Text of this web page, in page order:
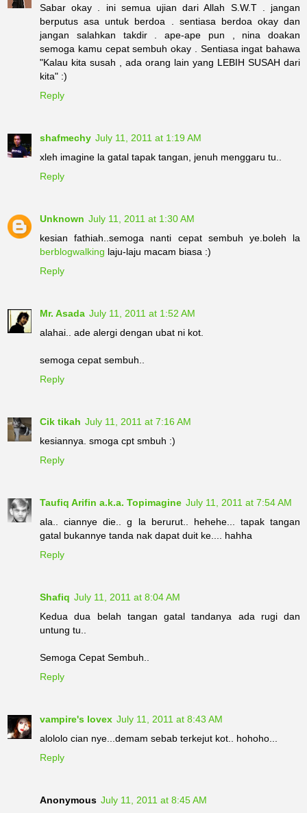
Sabar okay . ini semua ujian dari Allah S.W.T . jangan
berputus asa untuk berdoa . sentiasa berdoa okay dan
jangan salahkan takdir . ape-ape pun , nina doakan
semoga kamu cepat sembuh okay . Sentiasa ingat bahawa
"Kalau kita susah , ada orang lain yang LEBIH SUSAH dari
kita" :)
Reply
shafmechy July 11, 2011 at 1:19 AM
xleh imagine la gatal tapak tangan, jenuh menggaru tu..
Reply
Unknown July 11, 2011 at 1:30 AM
kesian fathiah..semoga nanti cepat sembuh ye.boleh la
berblogwalking laju-laju macam biasa :)
Reply
Mr. Asada July 11, 2011 at 1:52 AM
alahai.. ade alergi dengan ubat ni kot.
semoga cepat sembuh..
Reply
Cik tikah July 11, 2011 at 7:16 AM
kesiannya. smoga cpt smbuh :)
Reply
Taufiq Arifin a.k.a. Topimagine July 11, 2011 at 7:54 AM
ala.. ciannye die.. g la berurut.. hehehe... tapak tangan
gatal bukannye tanda nak dapat duit ke.... hahha
Reply
Shafiq July 11, 2011 at 8:04 AM
Kedua dua belah tangan gatal tandanya ada rugi dan
untung tu..
Semoga Cepat Sembuh..
Reply
vampire's lovex July 11, 2011 at 8:43 AM
alololo cian nye...demam sebab terkejut kot.. hohoho...
Reply
Anonymous July 11, 2011 at 8:45 AM